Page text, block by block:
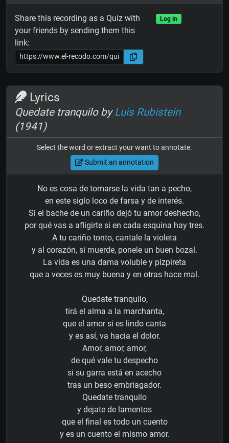
Share this recording as a Quiz with
your friends by sending them this
link:
Log in
Lyrics
Quedate tranquilo byLuis Rubistein
(1941)
Select the word or extract your want to annotate.
Submit an annotation
No es cosa de tomarse la vida tan a pecho,
en este siglo loco de farsa y de interés.
Si el bache de un cariño dejó tu amor deshecho,
por qué vas a afligirte si en cada esquina hay tres.
A tu cariño tonto, cantale la violeta
y al corazón, si muerde, ponele un buen bozal.
La vida es una dama voluble y pizpireta
que a veces es muy buena y en otras hace mal.
Quedate tranquilo,
tirá el alma a la marchanta,
que el amor si es lindo canta
y es así, va hacia el dolor.
Amor, amor, amor,
de qué vale tu despecho
si su garra está en acecho
tras un beso embriagador.
Quedate tranquilo
y dejate de lamentos
que el final es todo un cuento
y es un cuento el mismo amor.